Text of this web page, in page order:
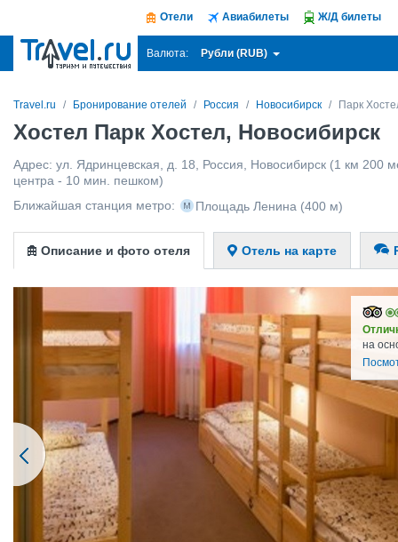
Отели Авиабилеты Ж/Д билеты
Валюта: Рубли (RUB)
Travel.ru Бронирование отелей Россия Новосибирск Парк
Хостел Парк Хостел, Новосибирск
Адрес: ул. Ядринцевская, д. 18 Россия Новосибирск (1 км 200
центра - 10 мин. пешком)
Ближайшая станция метро:
Площадь Ленина (400 м)
Описание и фото отеля Отель на карте
на